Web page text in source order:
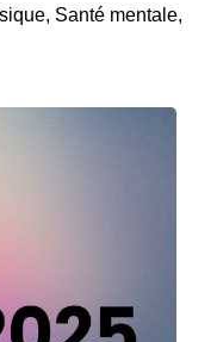
Santé mentale,